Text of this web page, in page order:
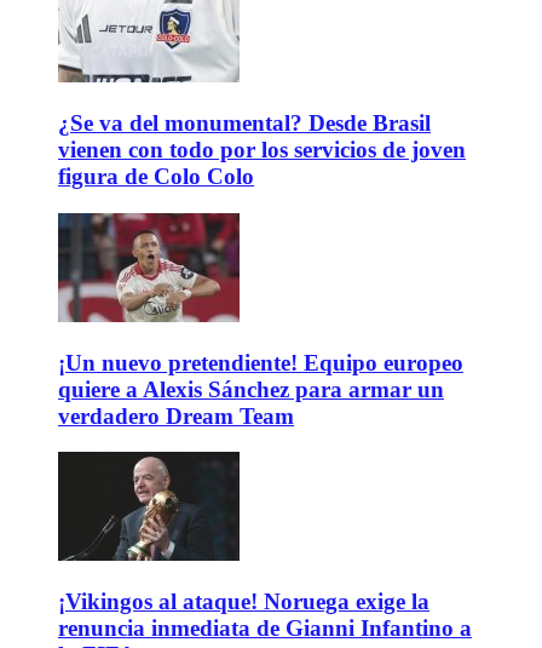
¿Se va del monumental? Desde Brasil
vienen con todo por los servicios de joven
figura de Colo Colo
¡Un nuevo pretendiente! Equipo europeo
quiere a Alexis Sánchez para armar un
verdadero Dream Team
¡Vikingos al ataque! Noruega exige la
renuncia inmediata de Gianni Infantino a